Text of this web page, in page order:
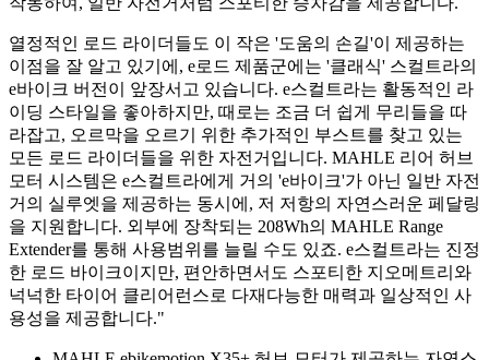
열정적인 로드 라이더들도 이 작은 '도움의 손길'이 제공하는
이점을 잘 알고 있기에, e로드 제품군에는 '클래식' 스컬트라의
e바이크 버전이 앞장서고 있습니다. e스컬트라는 활동적인 라
이딩 스타일을 좋아하지만, 때로는 조금 더 쉽게 무리들을 따
라잡고, 오르막을 오르기 위한 추가적인 부스트를 찾고 있는
모든 로드 라이더들을 위한 자전거입니다. MAHLE 리어 허브
모터 시스템은 e스컬트라에게 거의 'e바이크'가 아닌 일반 자전
거의 실루엣을 제공하는 동시에, 저 저항의 자연스러운 페달링
을 지원합니다. 외부에 장착되는 208Wh의 MAHLE Range
Extender를 통해 사용범위를 늘릴 수도 있죠. e스컬트라는 진정
한 로드 바이크이지만, 편안하면서도 스포티한 지오메트리와
넉넉한 타이어 클리어런스로 다재다능한 매력과 일상적인 사
용성을 제공합니다."